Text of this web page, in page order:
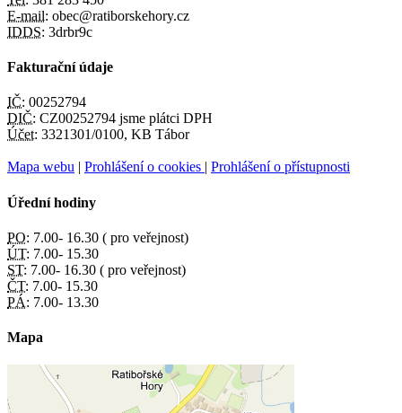
E-mail: obec@ratiborskehory.cz
IDDS: 3drbr9c
Fakturační údaje
IČ: 00252794
DIČ: CZ00252794 jsme plátci DPH
Účet: 3321301/0100, KB Tábor
Mapa webu | Prohlášení o cookies | Prohlášení o přístupnosti
Úřední hodiny
PO: 7.00- 16.30 ( pro veřejnost)
ÚT: 7.00- 15.30
ST: 7.00- 16.30 ( pro veřejnost)
ČT: 7.00- 15.30
PÁ: 7.00- 13.30
Mapa